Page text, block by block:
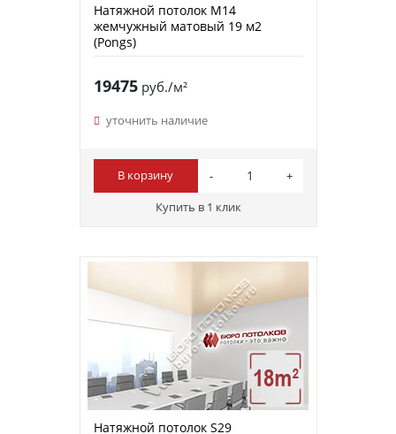
Натяжной потолок M14
жемчужный матовый 19 м2
(Pongs)
19475руб./м²
уточнить наличие
В корзину
Купить в 1 клик
Натяжной потолок S29